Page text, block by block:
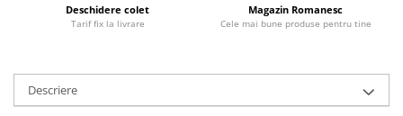
Tocatoare furaje
Motocoase, Trimmere si Masini de
tuns gazon
Deschidere colet
Tarif fix la livrare
Magazin Romanesc
Cele mai bune produse pentru tine
Descriere